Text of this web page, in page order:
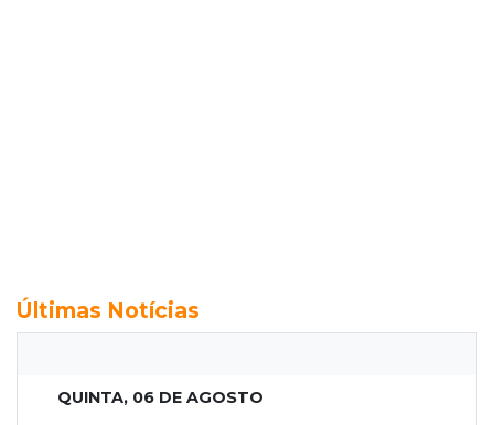
Últimas Notícias
QUINTA, 06 DE AGOSTO